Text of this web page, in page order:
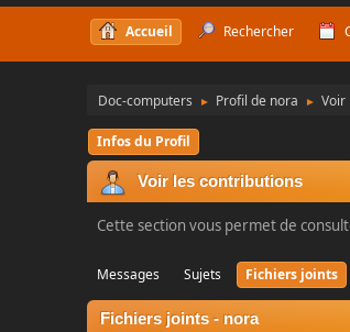
Accueil Rechercher
Doc-computers ► Profil de nora ► Voir
Infos du Profil
Voir les contributions
Cette section vous permet de
Messages Sujets Fichiers joints
Fichiers joints - nora